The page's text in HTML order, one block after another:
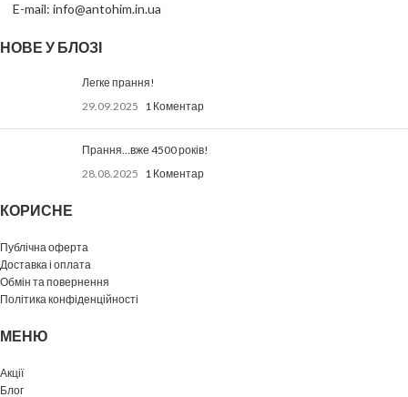
E-mail: info@antohim.in.ua
НОВЕ У БЛОЗІ
Легке прання!
29.09.2025 1 Коментар
Прання…вже 4500 років!
28.08.2025 1 Коментар
КОРИСНЕ
Публічна оферта
Доставка і оплата
Обмін та повернення
Політика конфіденційності
МЕНЮ
Акції
Блог